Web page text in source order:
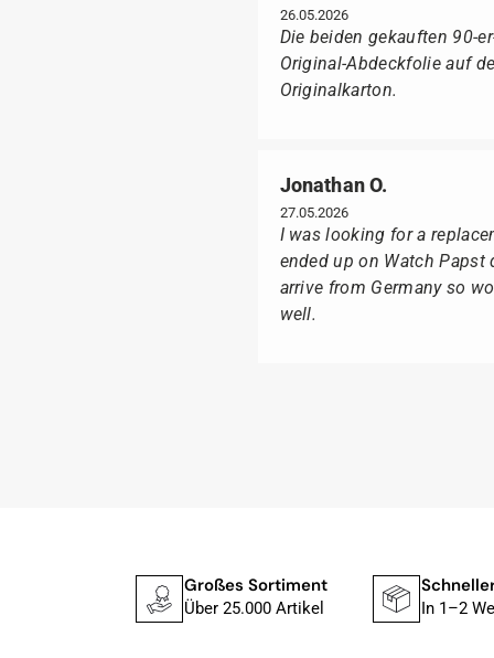
26.05.2026
Die beiden gekauften 90-
Original-Abdeckfolie auf
Originalkarton.
Jonathan O.
27.05.2026
I was looking for a
ended up on Watch
arrive from Germany so
well.
Tissot liebt, für seine
Schneller Versand
In 1–2 Werktagen
Sichere
Mit